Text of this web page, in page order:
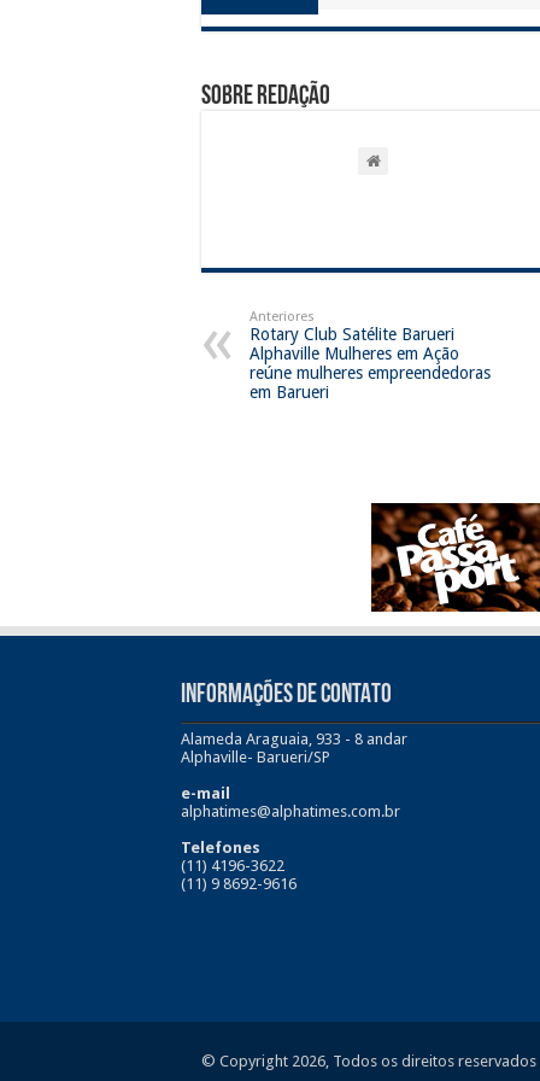
Sobre Redação
Anteriores
Rotary Club Satélite Barueri
Alphaville Mulheres em Ação
reúne mulheres empreendedoras
em Barueri
INFORMAÇÕES DE CONTATO
Alameda Araguaia, 933 - 8 andar
Alphaville- Barueri/SP
e-mail
alphatimes@alphatimes.com.br
Telefones
(11) 4196-3622
(11) 9 8692-9616
© Copyright 2026, Todos os direitos reservados